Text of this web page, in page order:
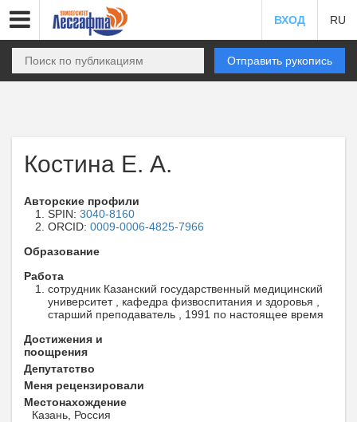
ВХОД RU
Отправить рукопись
Костина Е. А.
Авторские профили
SPIN: 3040-8160
ORCID: 0009-0006-4825-7966
Образование
Работа
сотрудник Казанский государственный медицинский
университет , кафедра физвоспитания и здоровья ,
старший преподаватель , 1991 по настоящее время
Достижения и
поощрения
Депутатство
Меня рецензировали
Местонахождение
Казань, Россия